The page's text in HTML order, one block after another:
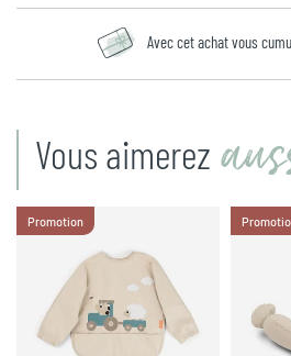
Avec cet achat vous
Vous aimerez
Promotion